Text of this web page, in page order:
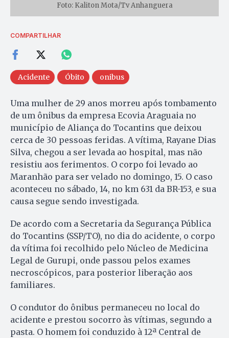
Foto: Kaliton Mota/Tv Anhanguera
COMPARTILHAR
Acidente Óbito onibus
Uma mulher de 29 anos morreu após tombamento
de um ônibus da empresa Ecovia Araguaia no
município de Aliança do Tocantins que deixou
cerca de 30 pessoas feridas. A vítima, Rayane Dias
Silva, chegou a ser levada ao hospital, mas não
resistiu aos ferimentos. O corpo foi levado ao
Maranhão para ser velado no domingo, 15. O caso
aconteceu no sábado, 14, no km 631 da BR-153, e sua
causa segue sendo investigada.
De acordo com a Secretaria da Segurança Pública
do Tocantins (SSP/TO), no dia do acidente, o corpo
da vítima foi recolhido pelo Núcleo de Medicina
Legal de Gurupi, onde passou pelos exames
necroscópicos, para posterior liberação aos
familiares.
O condutor do ônibus permaneceu no local do
acidente e prestou socorro às vítimas, segundo a
pasta. O homem foi conduzido à 12ª Central de